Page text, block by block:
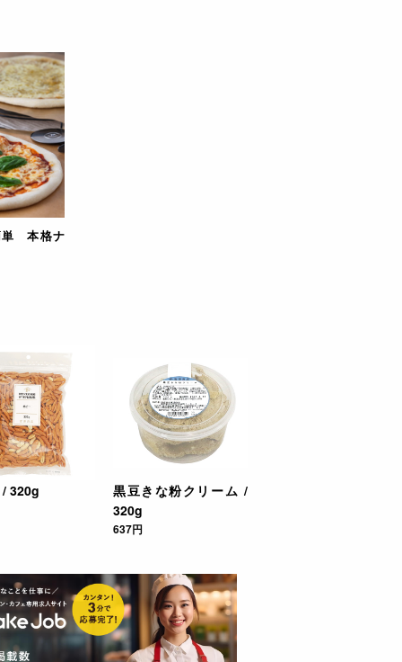
間、解凍～発酵させる。
。
野菜など)をバランスよく並べ
単 本格ナ
320g
黒豆きな粉クリーム /
320g
637円